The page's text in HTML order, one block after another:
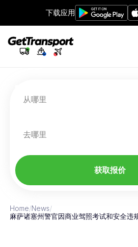
下载应用
从哪里
去哪里
获取报价
Home/News/
麻萨诸塞州警官因商业驾照考试和安全违